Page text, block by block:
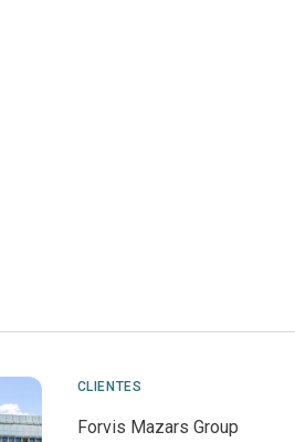
CLIENTES
Forvis Mazars Group